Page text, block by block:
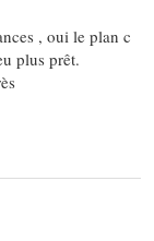
, oui le plan c
plus prêt.